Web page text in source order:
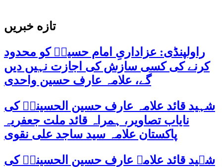
تازه خبریں
راولپنڈی: عزاداریِ امام حسینؑ کو محدود
کرنے کی کسی سازش کی اجازت نہیں دیں
گے، علامہ عارف حسین واحدی
شہید قائد علامہ عارف حسین الحسینیؒ کی
نایاب تصاویر، ہمراہ قائد ملت جعفریہ
پاکستان علامہ سید ساجد علی نقوی
شہید قائد علامہ عارف حسین الحسینیؒ کی